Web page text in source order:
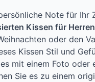
Note für Ihr
Kissen für Herren
oder den
Kissen Stil und
mit einem Foto oder
Sie es zu einem